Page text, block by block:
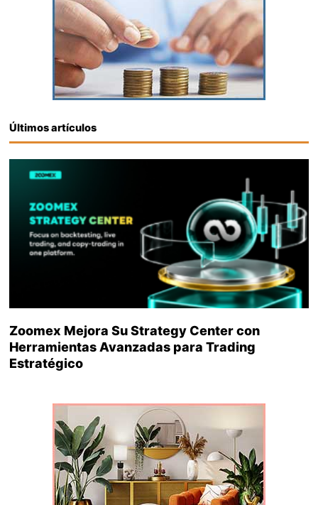
Últimos artículos
Zoomex Mejora Su Strategy Center con
Herramientas Avanzadas para Trading
Estratégico